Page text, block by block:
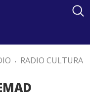
. RADIO CULTURA